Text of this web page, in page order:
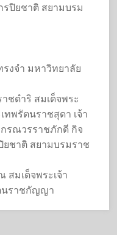
ปิยชาติ สยามบรม
งจำ มหาวิทยาลัย
ชดำริ สมเด็จพระ
ทพรัตนราชสุดา เจ้า
รณวรราชภักดี กิจ
ชาติ สยามบรมราช
สมเด็จพระเจ้า
นราชกัญญา